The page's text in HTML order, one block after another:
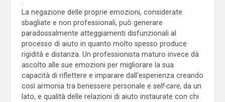
La negazione delle proprie emozioni, considerate
sbagliate e non professionali, può generare
paradossalmente atteggiamenti disfunzionali al
processo di aiuto in quanto molto spesso produce
rigidità e distanza. Un professionista maturo invece dà
ascolto alle sue emozioni per migliorare la sua
capacità di riflettere e imparare dall’esperienza creando
così armonia tra benessere personale e self-care, da un
lato, e qualità delle relazioni di aiuto instaurate con chi